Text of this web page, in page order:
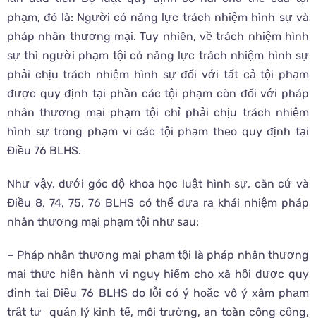
phạm, đó là: Người có năng lực trách nhiệm hình sự và
pháp nhân thương mại. Tuy nhiên, về trách nhiệm hình
sự thì người phạm tội có năng lực trách nhiệm hình sự
phải chịu trách nhiệm hình sự đối với tất cả tội phạm
được quy định tại phần các tội phạm còn đối với pháp
nhân thương mại phạm tội chỉ phải chịu trách nhiệm
hình sự trong phạm vi các tội phạm theo quy định tại
Điều 76 BLHS.
Như vậy, dưới góc độ khoa học luật hình sự, căn cứ và
Điều 8, 74, 75, 76 BLHS có thể đưa ra khái nhiệm pháp
nhân thương mại phạm tội như sau:
– Pháp nhân thương mại phạm tội là pháp nhân thương
mại thực hiện hành vi nguy hiểm cho xã hội được quy
định tại Điều 76 BLHS do lỗi có ý hoặc vô ý xâm phạm
trật tự quản lý kinh tế, môi trường, an toàn công cộng,